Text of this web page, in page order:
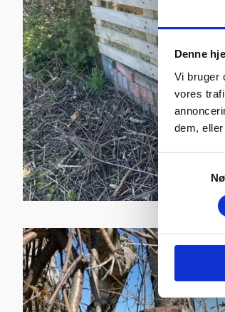
Denne
Vi bruger
vores
dem,
Samtykkevalg